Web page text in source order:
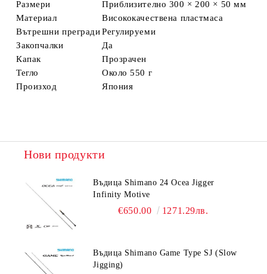
Размери
Приблизително 300 × 200 × 50 мм
Материал
Висококачествена пластмаса
Вътрешни преградиРегулируеми
Закопчалки
Да
Капак
Прозрачен
Тегло
Около 550 г
Произход
Япония
Нови продукти
Въдица Shimano 24 Ocea Jigger
Infinity Motive
€650.00 1271.29лв.
Въдица Shimano Game Type SJ (Slow
Jigging)